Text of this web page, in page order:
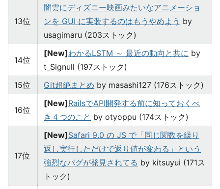
13位
闇雲にディズニー映画みたいなアニメーショ
ンを GUI に実装するのはもうやめよう by
usagimaru (203ストック)
14位
[New]わかるLSTM ～ 最近の動向と共に by
t_Signull (197ストック)
15位
Git超絶まとめ by masashi127 (176ストック)
16位
[New]RailsでAPI開発する前に知っておくべ
き４つのこと by otyoppu (174ストック)
17位
[New]Safari 9.0 の JS で「同じ関数を繰り
返し実行しただけで返り値が変わる」という
強烈なバグが発見されてる by kitsuyui (171ス
トック)